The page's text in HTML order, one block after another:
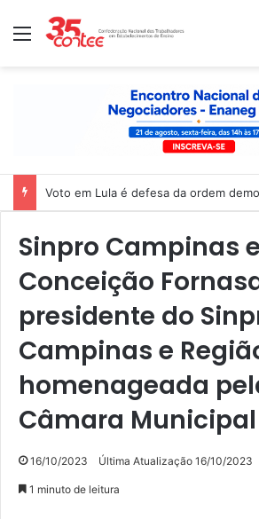
Menu
Voto em Lula é defesa da ordem
Sinpro Campinas
Conceição
presidente do
Campinas e
homenageada
Câmara Municipal
16/10/2023 Última Atualização 16/10/2023
1 minuto de leitura